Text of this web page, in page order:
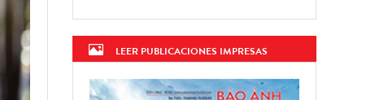
LEER PUBLICACIONES IMPRESAS